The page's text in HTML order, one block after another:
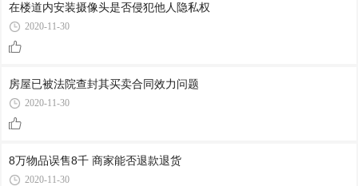
在楼道内安装摄像头是否侵犯他人隐私权
2020-11-30
房屋已被法院查封其买卖合同效力问题
2020-11-30
8万物品误售8千 商家能否退款退货
2020-11-30